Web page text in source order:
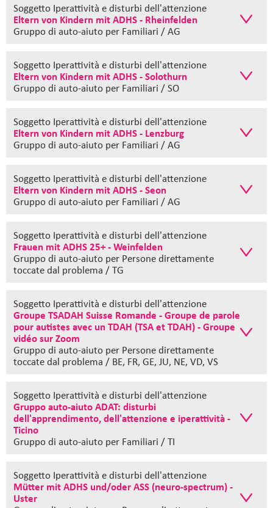
Soggetto Iperattività e disturbi dell'attenzione
Eltern von Kindern mit ADHS - Rheinfelden
Gruppo di auto-aiuto per Familiari / AG
Soggetto Iperattività e disturbi dell'attenzione
Eltern von Kindern mit ADHS - Solothurn
Gruppo di auto-aiuto per Familiari / SO
Soggetto Iperattività e disturbi dell'attenzione
Eltern von Kindern mit ADHS - Lenzburg
Gruppo di auto-aiuto per Familiari / AG
Soggetto Iperattività e disturbi dell'attenzione
Eltern von Kindern mit ADHS - Seon
Gruppo di auto-aiuto per Familiari / AG
Soggetto Iperattività e disturbi dell'attenzione
Frauen mit ADHS 25+ - Weinfelden
Gruppo di auto-aiuto per Persone direttamente
toccate dal problema / TG
Soggetto Iperattività e disturbi dell'attenzione
Groupe TSADAH Suisse Romande - Groupe de parole
pour autistes avec un TDAH (TSA et TDAH) - Groupe
vidéo sur Zoom
Gruppo di auto-aiuto per Persone direttamente
toccate dal problema / BE, FR, GE, JU, NE, VD, VS
Soggetto Iperattività e disturbi dell'attenzione
Gruppo auto-aiuto ADAT: disturbi
dell'apprendimento, dell'attenzione e iperattività -
Ticino
Gruppo di auto-aiuto per Familiari / TI
Soggetto Iperattività e disturbi dell'attenzione
Mütter mit ADHS und/oder ASS (neuro-spectrum) -
Uster